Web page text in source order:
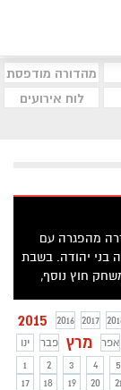
מהדורה מודפסת
לוח אירועים
מהפגרה עם
5-1 למוליכה בני יהודה. בשבת
חוץ נוסף,
2015 2016 2017
ינו
פבר מרץ אפר
1
2 3 4 5
17
18 19 20 21